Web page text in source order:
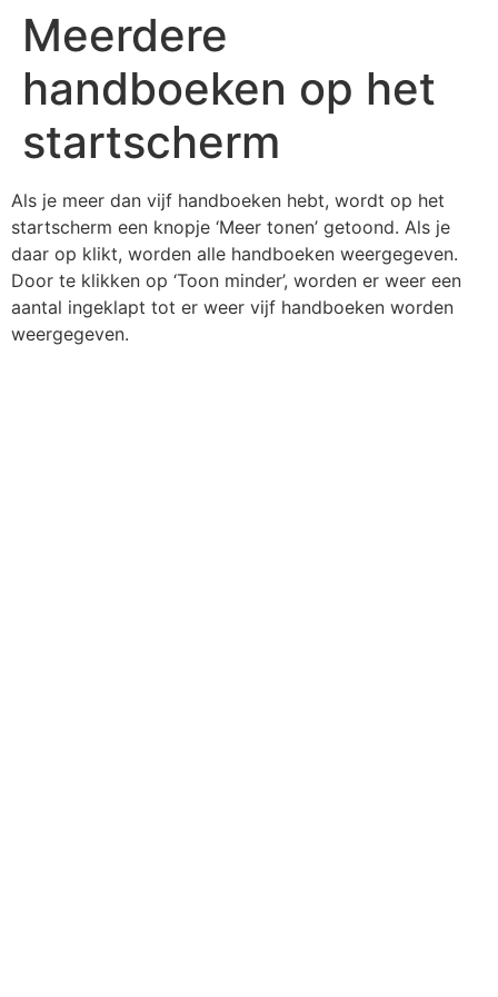
Meerdere
handboeken op het
startscherm
Als je meer dan vijf handboeken hebt, wordt op het
startscherm een knopje ‘Meer tonen’ getoond. Als je
daar op klikt, worden alle handboeken weergegeven.
Door te klikken op ‘Toon minder’, worden er weer een
aantal ingeklapt tot er weer vijf handboeken worden
weergegeven.